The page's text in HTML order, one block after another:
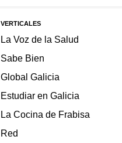
VERTICALES
La Voz de la Salud
Sabe Bien
Global Galicia
Estudiar en Galicia
La Cocina de Frabisa
Red